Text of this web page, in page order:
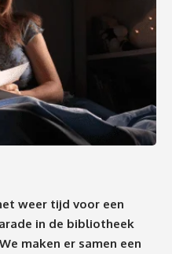
weer tijd voor een
in de bibliotheek
maken er samen een